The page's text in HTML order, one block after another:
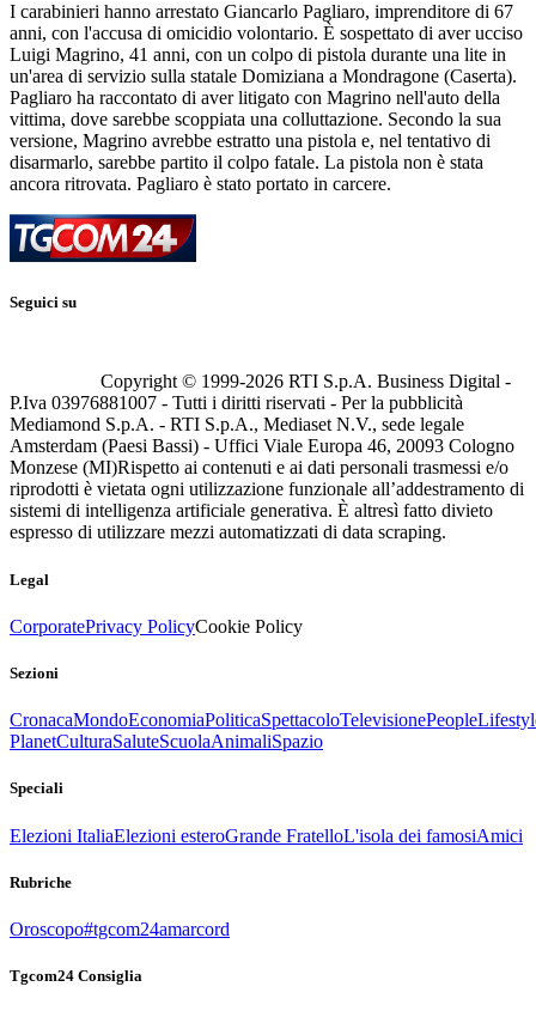
I carabinieri hanno arrestato Giancarlo Pagliaro, imprenditore di 67
anni, con l'accusa di omicidio volontario. È sospettato di aver ucciso
Luigi Magrino, 41 anni, con un colpo di pistola durante una lite in
un'area di servizio sulla statale Domiziana a Mondragone (Caserta).
Pagliaro ha raccontato di aver litigato con Magrino nell'auto della
vittima, dove sarebbe scoppiata una colluttazione. Secondo la sua
versione, Magrino avrebbe estratto una pistola e, nel tentativo di
disarmarlo, sarebbe partito il colpo fatale. La pistola non è stata
ancora ritrovata. Pagliaro è stato portato in carcere.
Seguici su
Copyright © 1999-2026 RTI S.p.A. Business Digital -
P.Iva 03976881007 - Tutti i diritti riservati - Per la pubblicità
Mediamond S.p.A. - RTI S.p.A., Mediaset N.V., sede legale
Amsterdam (Paesi Bassi) - Uffici Viale Europa 46, 20093 Cologno
Monzese (MI)Rispetto ai contenuti e ai dati personali trasmessi e/o
riprodotti è vietata ogni utilizzazione funzionale all’addestramento di
sistemi di intelligenza artificiale generativa. È altresì fatto divieto
espresso di utilizzare mezzi automatizzati di data scraping.
Legal
CorporatePrivacy PolicyCookie Policy
Sezioni
CronacaMondoEconomiaPoliticaSpettacoloTelevisionePeople
PlanetCulturaSaluteScuolaAnimaliSpazio
Speciali
Elezioni ItaliaElezioni esteroGrande FratelloL'isola dei famosiAmici
Rubriche
Oroscopo#tgcom24amarcord
Tgcom24 Consiglia